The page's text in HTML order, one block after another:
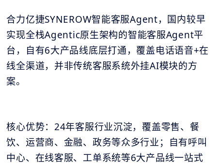
合力亿捷SYNEROW智能客服Agent，国内较早
实现全栈Agentic原生架构的智能客服Agent平
台，自有6大产品线底层打通，覆盖电话语音+在
线全渠道，并非传统客服系统外挂AI模块的方
案。
核心优势：24年客服行业沉淀，覆盖零售、餐
饮、运营商、金融、政务等众多行业；自有呼叫
中心、在线客服、工单系统等6大产品线一站式